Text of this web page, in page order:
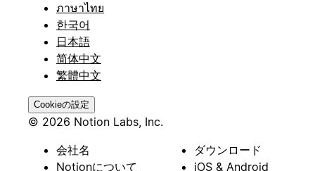
ภาษาไทย
한국어
日本語
简体中文
繁體中文
Cookieの設定
© 2026 Notion Labs, Inc.
会社名
Notionについて
ダウンロード
iOS & Android